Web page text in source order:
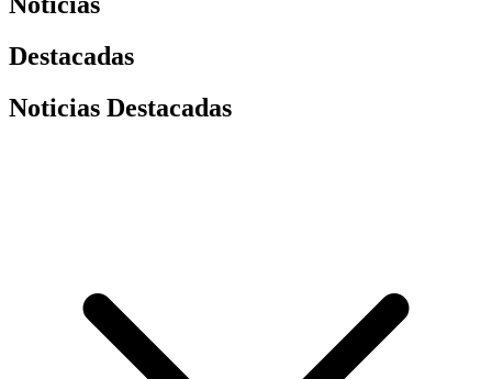
Destacadas
Noticias Destacadas